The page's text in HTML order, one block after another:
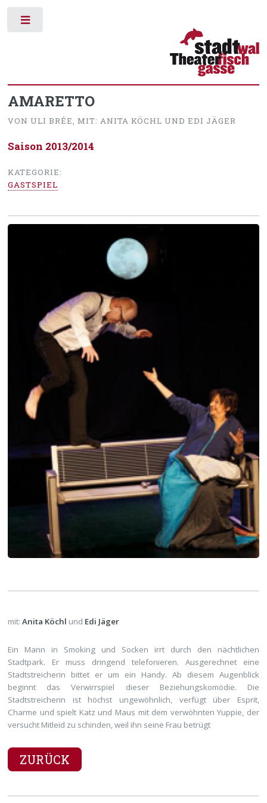
AMARETTO
VON ULI BRÉE, MIT: ANITA KÖCHL UND EDI JÄGER
Saison 2013/2014
KATEGORIE:
GASTSPIEL
mit:Anita Köchl und Edi Jäger
Ein Mann in Smoking und Socken irrt durch den nächtlichen
Stadtpark. Er muss dringend telefonieren. Ausgerechnet eine
Stadtstreicherin bittet er um ein Handy. Ab diesem Augenblick
beginnt das Verwirrspiel dieser Beziehungskomödie. Die
Stadtstreicherin ist höchst ungewöhnlich, verfügt über Esprit,
Charme und spielt Katz und Maus mit dem verwöhnten Yuppie, der
versucht Mitleid zu schinden, weil ihn seine Frau betrügt
ZURÜCK